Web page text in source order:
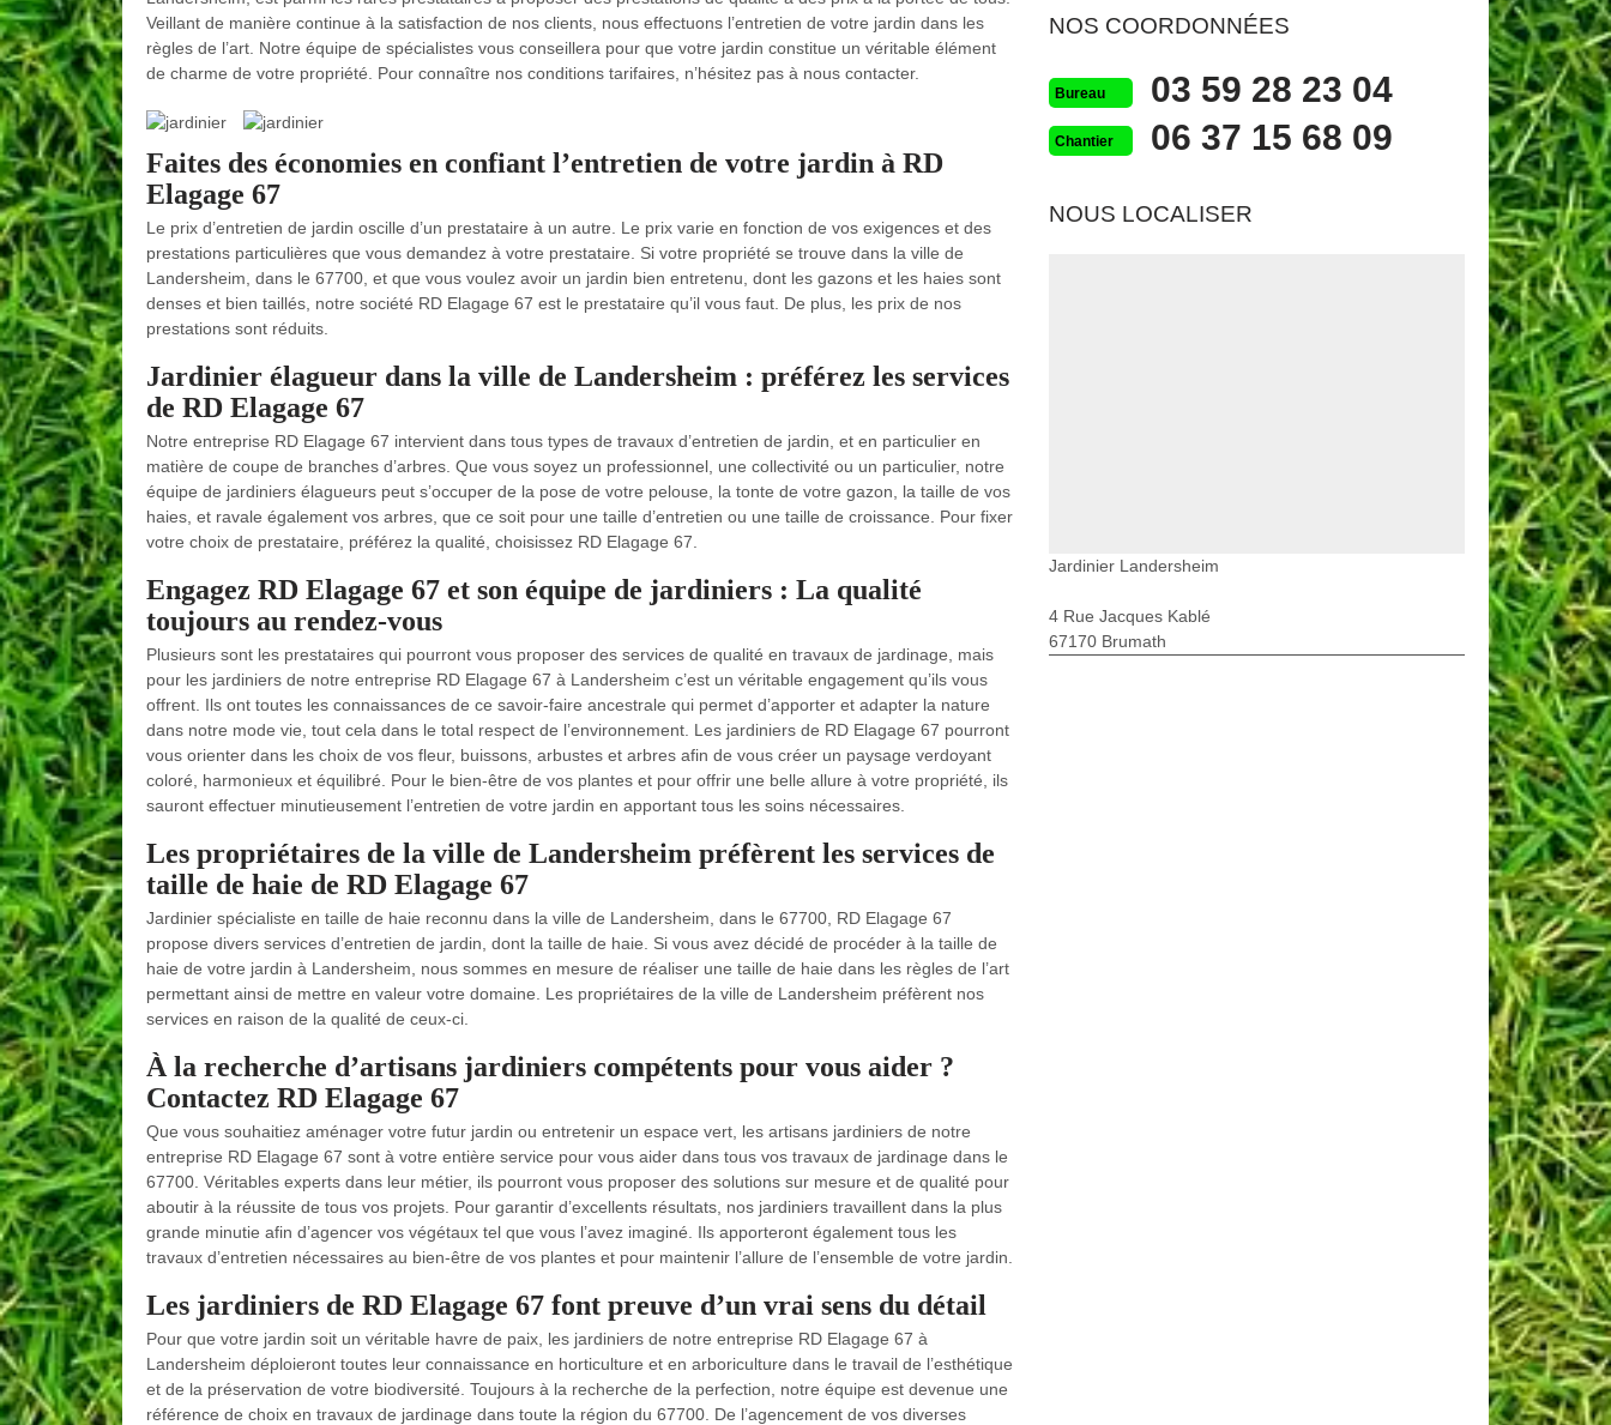
Veillant de manière continue à la satisfaction de nos clients, nous effectuons l’entretien de votre jardin dans les
règles de l’art. Notre équipe de spécialistes vous conseillera pour que votre jardin constitue un véritable élément
de charme de votre propriété. Pour connaître nos conditions tarifaires, n’hésitez pas à nous contacter.
Faites des économies en confiant l’entretien de votre jardin à RD
Elagage 67
Le prix d’entretien de jardin oscille d’un prestataire à un autre. Le prix varie en fonction de vos exigences et des
prestations particulières que vous demandez à votre prestataire. Si votre propriété se trouve dans la ville de
Landersheim, dans le 67700, et que vous voulez avoir un jardin bien entretenu, dont les gazons et les haies sont
denses et bien taillés, notre société RD Elagage 67 est le prestataire qu’il vous faut. De plus, les prix de nos
prestations sont réduits.
Jardinier élagueur dans la ville de Landersheim : préférez les services
de RD Elagage 67
Notre entreprise RD Elagage 67 intervient dans tous types de travaux d’entretien de jardin, et en particulier en
matière de coupe de branches d’arbres. Que vous soyez un professionnel, une collectivité ou un particulier, notre
équipe de jardiniers élagueurs peut s’occuper de la pose de votre pelouse, la tonte de votre gazon, la taille de vos
haies, et ravale également vos arbres, que ce soit pour une taille d’entretien ou une taille de croissance. Pour fixer
votre choix de prestataire, préférez la qualité, choisissez RD Elagage 67.
Engagez RD Elagage 67 et son équipe de jardiniers : La qualité
toujours au rendez-vous
Plusieurs sont les prestataires qui pourront vous proposer des services de qualité en travaux de jardinage, mais
pour les jardiniers de notre entreprise RD Elagage 67 à Landersheim c’est un véritable engagement qu’ils vous
offrent. Ils ont toutes les connaissances de ce savoir-faire ancestrale qui permet d’apporter et adapter la nature
dans notre mode vie, tout cela dans le total respect de l’environnement. Les jardiniers de RD Elagage 67 pourront
vous orienter dans les choix de vos fleur, buissons, arbustes et arbres afin de vous créer un paysage verdoyant
coloré, harmonieux et équilibré. Pour le bien-être de vos plantes et pour offrir une belle allure à votre propriété, ils
sauront effectuer minutieusement l’entretien de votre jardin en apportant tous les soins nécessaires.
Les propriétaires de la ville de Landersheim préfèrent les services de
taille de haie de RD Elagage 67
Jardinier spécialiste en taille de haie reconnu dans la ville de Landersheim, dans le 67700, RD Elagage 67
propose divers services d’entretien de jardin, dont la taille de haie. Si vous avez décidé de procéder à la taille de
haie de votre jardin à Landersheim, nous sommes en mesure de réaliser une taille de haie dans les règles de l’art
permettant ainsi de mettre en valeur votre domaine. Les propriétaires de la ville de Landersheim préfèrent nos
services en raison de la qualité de ceux-ci.
À la recherche d’artisans jardiniers compétents pour vous aider ?
Contactez RD Elagage 67
Que vous souhaitiez aménager votre futur jardin ou entretenir un espace vert, les artisans jardiniers de notre
entreprise RD Elagage 67 sont à votre entière service pour vous aider dans tous vos travaux de jardinage dans le
67700. Véritables experts dans leur métier, ils pourront vous proposer des solutions sur mesure et de qualité pour
aboutir à la réussite de tous vos projets. Pour garantir d’excellents résultats, nos jardiniers travaillent dans la plus
grande minutie afin d’agencer vos végétaux tel que vous l’avez imaginé. Ils apporteront également tous les
travaux d’entretien nécessaires au bien-être de vos plantes et pour maintenir l’allure de l’ensemble de votre jardin.
Les jardiniers de RD Elagage 67 font preuve d’un vrai sens du détail
Pour que votre jardin soit un véritable havre de paix, les jardiniers de notre entreprise RD Elagage 67 à
Landersheim déploieront toutes leur connaissance en horticulture et en arboriculture dans le travail de l’esthétique
et de la préservation de votre biodiversité. Toujours à la recherche de la perfection, notre équipe est devenue une
référence de choix en travaux de jardinage dans toute la région du 67700. De l’agencement de vos diverses
NOS COORDONNÉES
Bureau 03 59 28 23 04
Chantier 06 37 15 68 09
NOUS LOCALISER
Jardinier Landersheim
4 Rue Jacques Kablé
67170 Brumath